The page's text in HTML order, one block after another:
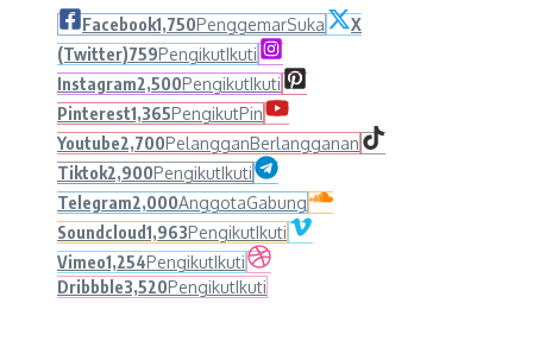
Facebook1,750PenggemarSuka
X
(Twitter)759PengikutIkuti
Instagram2,500PengikutIkuti
Pinterest1,365PengikutPin
Youtube2,700PelangganBerlangganan
Tiktok2,900PengikutIkuti
Telegram2,000AnggotaGabung
Soundcloud1,963PengikutIkuti
Vimeo1,254PengikutIkuti
Dribbble3,520PengikutIkuti